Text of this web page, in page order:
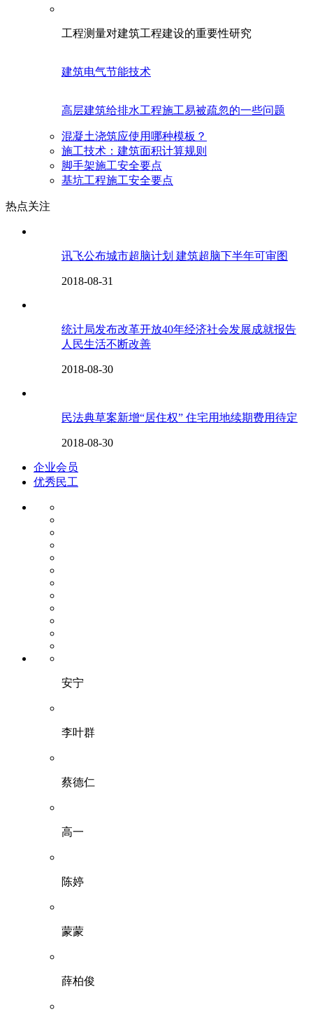
工程测量对建筑工程建设的重要性研究
建筑电气节能技术
高层建筑给排水工程施工易被疏忽的一些问题
混凝土浇筑应使用哪种模板？
施工技术：建筑面积计算规则
脚手架施工安全要点
基坑工程施工安全要点
热点关注
讯飞公布城市超脑计划 建筑超脑下半年可审图
2018-08-31
统计局发布改革开放40年经济社会发展成就报告
人民生活不断改善
2018-08-30
民法典草案新增“居住权” 住宅用地续期费用待定
2018-08-30
企业会员
优秀民工
安宁
李叶群
蔡德仁
高一
陈婷
蒙蒙
薛柏俊